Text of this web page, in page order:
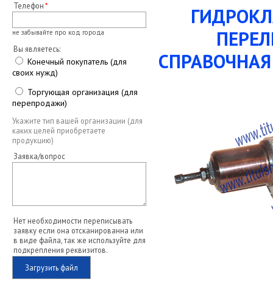
Телефон
не забывайте про код города
Вы являетесь:
Конечный покупатель (для
своих нужд)
Торгующая организация (для
перепродажи)
Укажите тип вашей организации (для
каких целей приобретаете
продукцию)
Заявка/вопрос
Нет необходимости переписывать
заявку если она отсканированна или
в виде файла, так же используйте для
подкрепления реквизитов.
Загрузить файл